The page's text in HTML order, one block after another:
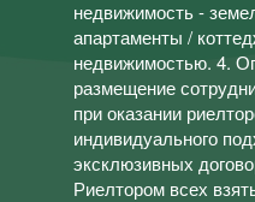
недвижимость -
апартаменты /
недвижимостью. 4.
размещение
при оказании
индивидуального
эксклюзивных
Риелтором всех